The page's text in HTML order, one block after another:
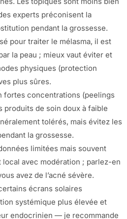
experts préconisent la
pendant la grossesse.
pour traiter le mélasma, il est
la peau ; mieux vaut éviter et
physiques (protection
plus sûres.
fortes concentrations (peelings
produits de soin doux à faible
tolérés, mais évitez les
la grossesse.
limitées mais souvent
avec modération ; parlez-en
avez de l’acné sévère.
écrans solaires
systémique plus élevée et
endocrinien — je recommande